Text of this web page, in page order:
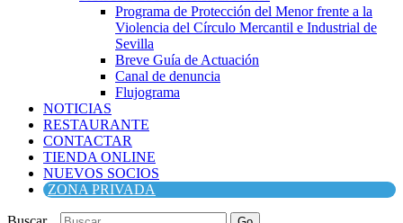
Programa de Protección del Menor frente a la
Violencia del Círculo Mercantil e Industrial de
Sevilla
Breve Guía de Actuación
Canal de denuncia
Flujograma
NOTICIAS
RESTAURANTE
CONTACTAR
TIENDA ONLINE
NUEVOS SOCIOS
ZONA PRIVADA